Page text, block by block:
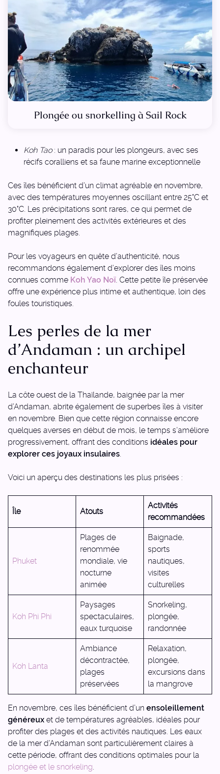
Plongée ou snorkelling à Sail Rock
Koh Tao: un paradis pour les plongeurs, avec ses
récifs coralliens et sa faune marine exceptionnelle
Ces îles bénéficient d’un climat agréable en novembre,
avec des températures moyennes oscillant entre 25°C et
30°C. Les précipitations sont rares, ce qui permet de
profiter pleinement des activités extérieures et des
magnifiques plages.
Pour les voyageurs en quête d’authenticité, nous
recommandons également d’explorer des îles moins
connues comme Koh Yao Noï. Cette petite île préservée
offre une expérience plus intime et authentique, loin des
foules touristiques.
Les perles de la mer
d’Andaman : un archipel
enchanteur
La côte ouest de la Thaïlande, baignée par la mer
d’Andaman, abrite également de superbes îles à visiter
en novembre. Bien que cette région connaisse encore
quelques averses en début de mois, le temps s’améliore
progressivement, offrant des conditions idéales pour
explorer ces joyaux insulaires.
Voici un aperçu des destinations les plus prisées :
Île Atouts
Activités
recommandées
Phuket
Plages de
renommée
mondiale, vie
nocturne
animée
Baignade,
sports
nautiques,
visites
culturelles
Koh Phi Phi
Paysages
spectaculaires,
eaux turquoise
Snorkeling,
plongée,
randonnée
Koh Lanta
Ambiance
décontractée,
plages
préservées
Relaxation,
plongée,
excursions dans
la mangrove
En novembre, ces îles bénéficient d’un ensoleillement
généreux et de températures agréables, idéales pour
profiter des plages et des activités nautiques. Les eaux
de la mer d’Andaman sont particulièrement claires à
cette période, offrant des conditions optimales pour la
plongée et le snorkeling.